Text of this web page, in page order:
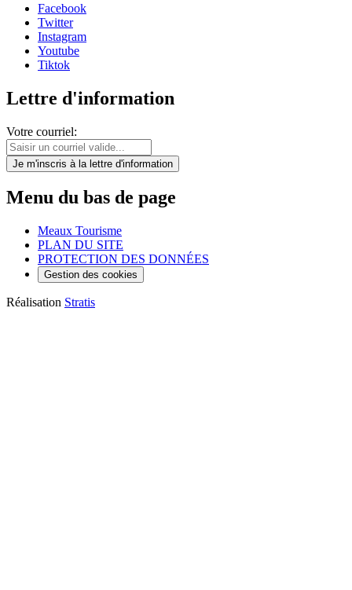
Facebook
Twitter
Instagram
Youtube
Tiktok
Lettre d'information
Votre courriel:
Je m'inscris à la lettre d'information
Menu du bas de page
Meaux Tourisme
PLAN DU SITE
PROTECTION DES DONNÉES
Gestion des cookies
Réalisation Stratis